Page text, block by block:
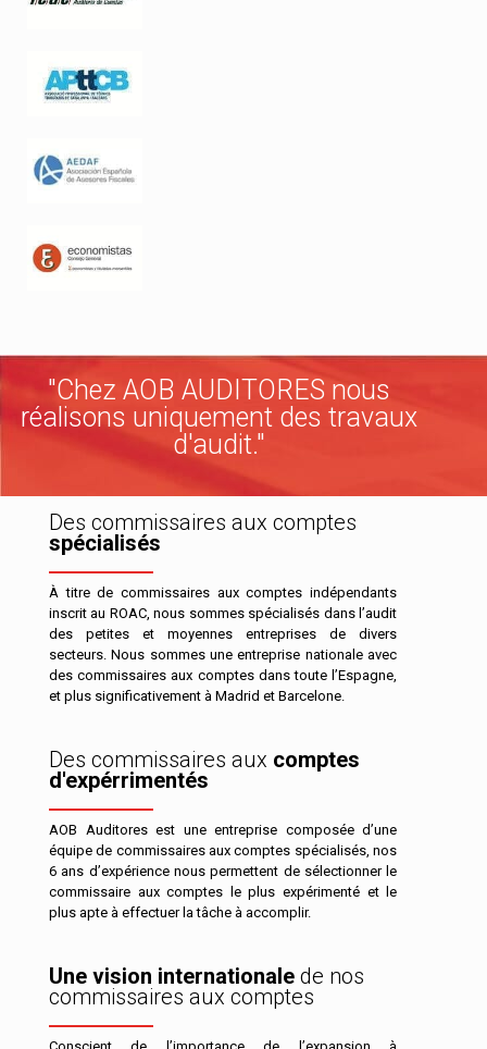
"Chez AOB AUDITORES nous
réalisons uniquement des travaux
d'audit."
Des commissaires aux comptes
spécialisés
À titre de commissaires aux comptes indépendants
inscrit au ROAC, nous sommes spécialisés dans l’audit
des petites et moyennes entreprises de divers
secteurs. Nous sommes une entreprise nationale avec
des commissaires aux comptes dans toute l’Espagne,
et plus significativement à Madrid et Barcelone.
Des commissaires aux comptes
d'expérrimentés
AOB Auditores est une entreprise composée d’une
équipe de commissaires aux comptes spécialisés, nos
6 ans d’expérience nous permettent de sélectionner le
commissaire aux comptes le plus expérimenté et le
plus apte à effectuer la tâche à accomplir.
Une vision internationale de nos
commissaires aux comptes